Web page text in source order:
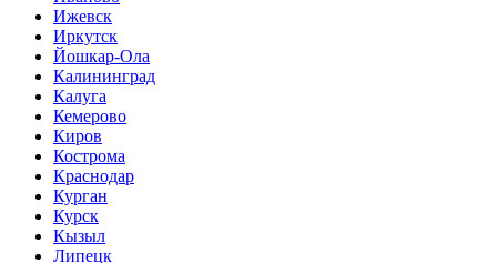
Ижевск
Иркутск
Йошкар-Ола
Калининград
Калуга
Кемерово
Киров
Кострома
Краснодар
Курган
Курск
Кызыл
Липецк